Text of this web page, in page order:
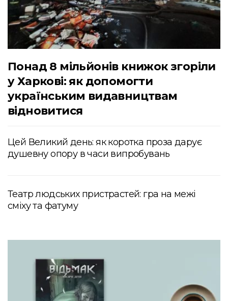
Понад 8 мільйонів книжок згоріли
у Харкові: як допомогти
українським видавництвам
відновитися
Цей Великий день: як коротка проза дарує
душевну опору в часи випробувань
Театр людських пристрастей: гра на межі
сміху та фатуму